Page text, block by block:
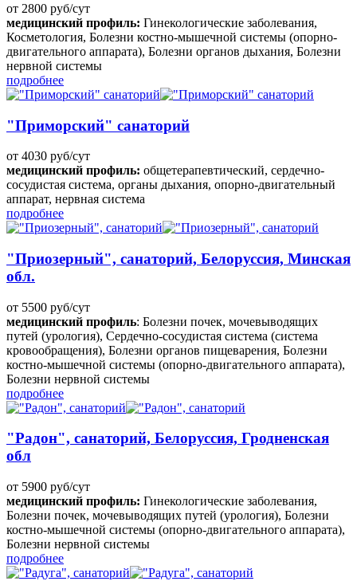
от 2800 руб/сут
медицинский профиль: Гинекологические заболевания,
Косметология, Болезни костно-мышечной системы (опорно-
двигательного аппарата), Болезни органов дыхания, Болезни
нервной системы
подробнее
"Приморский" санаторий
от 4030 руб/сут
медицинский профиль: общетерапевтический, сердечно-
сосудистая система, органы дыхания, опорно-двигательный
аппарат, нервная система
подробнее
"Приозерный", санаторий, Белоруссия, Минская
обл.
от 5500 руб/сут
медицинский профиль: Болезни почек, мочевыводящих
путей (урология), Сердечно-сосудистая система (система
кровообращения), Болезни органов пищеварения, Болезни
костно-мышечной системы (опорно-двигательного аппарата),
Болезни нервной системы
подробнее
"Радон", санаторий, Белоруссия, Гродненская
обл
от 5900 руб/сут
медицинский профиль: Гинекологические заболевания,
Болезни почек, мочевыводящих путей (урология), Болезни
костно-мышечной системы (опорно-двигательного аппарата),
Болезни нервной системы
подробнее